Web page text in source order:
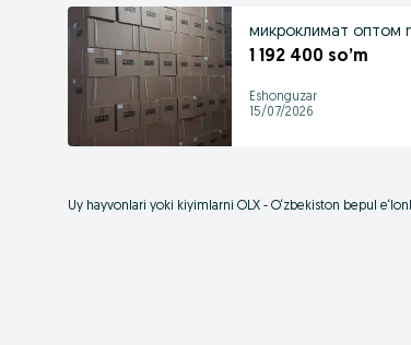
1 192 400 so’m
Eshonguzar
15/07/2026
Uy hayvonlari yoki kiyimlarni OLX - O‘zbekiston bepul